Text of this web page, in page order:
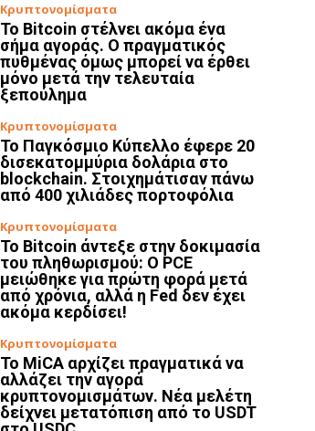
Κρυπτονομίσματα
Το Bitcoin στέλνει ακόμα ένα
σήμα αγοράς. Ο πραγματικός
πυθμένας όμως μπορεί να έρθει
μόνο μετά την τελευταία
ξεπούλημα
Κρυπτονομίσματα
Το Παγκόσμιο Κύπελλο έφερε 20
δισεκατομμύρια δολάρια στο
blockchain. Στοιχημάτισαν πάνω
από 400 χιλιάδες πορτοφόλια
Κρυπτονομίσματα
Το Bitcoin άντεξε στην δοκιμασία
του πληθωρισμού: Ο PCE
μειώθηκε για πρώτη φορά μετά
από χρόνια, αλλά η Fed δεν έχει
ακόμα κερδίσει!
Κρυπτονομίσματα
Το MiCA αρχίζει πραγματικά να
αλλάζει την αγορά
κρυπτονομισμάτων. Νέα μελέτη
δείχνει μετατόπιση από το USDT